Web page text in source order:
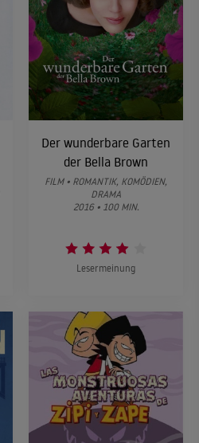
Der wunderbare Garten
der Bella Brown
FILM • ROMANTIK, KOMÖDIEN,
DRAMA
2016 • 100 MIN.
Lesermeinung